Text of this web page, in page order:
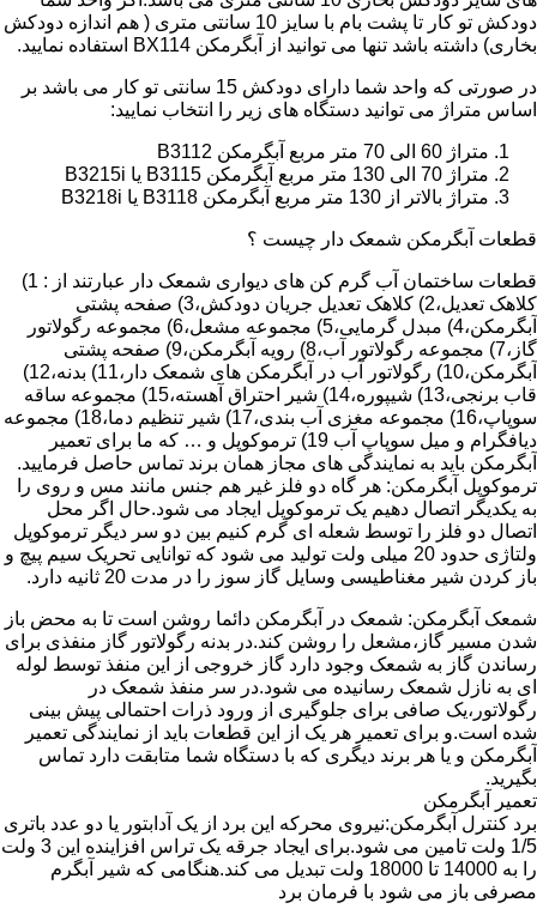
دودکش تو کار تا پشت بام با سایز 10 سانتی متری ( هم اندازه دودکش
بخاری) داشته باشد تنها می توانید از آبگرمکن BX114 استفاده نمایید.
در صورتی که واحد شما دارای دودکش 15 سانتی تو کار می باشد بر
اساس متراژ می توانید دستگاه های زیر را انتخاب نمایید:
متراژ 60 الی 70 متر مربع آبگرمکن B3112
متراژ 70 الی 130 متر مربع آبگرمکن B3115 یا B3215i
متراژ بالاتر از 130 متر مربع آبگرمکن B3118 یا B3218i
قطعات آبگرمکن شمعک دار چیست ؟
قطعات ساختمان آب گرم کن های دیواری شمعک دار عبارتند از : 1)
کلاهک تعدیل،2) کلاهک تعدیل جریان دودکش،3) صفحه پشتی
آبگرمکن،4) مبدل گرمایی،5) مجموعه مشعل،6) مجموعه رگولاتور
گاز،7) مجموعه رگولاتور آب،8) رویه آبگرمکن،9) صفحه پشتی
آبگرمکن،10) رگولاتور آب در آبگرمکن های شمعک دار،11) بدنه،12)
قاب برنجی،13) شیپوره،14) شیر احتراق آهسته،15) مجموعه ساقه
سوپاپ،16) مجموعه مغزی آب بندی،17) شیر تنظیم دما،18) مجموعه
دیافگرام و میل سوپاپ آب 19) ترموکوپل و … که ما برای تعمیر
آبگرمکن باید به نمایندگی های مجاز همان برند تماس حاصل فرمایید.
ترموکوپل آبگرمکن: هر گاه دو فلز غیر هم جنس مانند مس و روی را
به یکدیگر اتصال دهیم یک ترموکوپل ایجاد می شود.حال اگر محل
اتصال دو فلز را توسط شعله ای گرم کنیم بین دو سر دیگر ترموکوپل
ولتاژی حدود 20 میلی ولت تولید می شود که توانایی تحریک سیم پیچ و
باز کردن شیر مغناطیسی وسایل گاز سوز را در مدت 20 ثانیه دارد.
شمعک آبگرمکن: شمعک در آبگرمکن دائما روشن است تا به محض باز
شدن مسیر گاز،مشعل را روشن کند.در بدنه رگولاتور گاز منفذی برای
رساندن گاز به شمعک وجود دارد گاز خروجی از این منفذ توسط لوله
ای به نازل شمعک رسانیده می شود.در سر منفذ شمعک در
رگولاتور،یک صافی برای جلوگیری از ورود ذرات احتمالی پیش بینی
شده است.و برای تعمیر هر یک از این قطعات باید از نمایندگی تعمیر
آبگرمکن و یا هر برند دیگری که با دستگاه شما متابقت دارد تماس
بگیرید.
تعمیر آبگرمکن
برد کنترل آبگرمکن:نیروی محرکه این برد از یک آدابتور یا دو عدد باتری
1/5 ولت تامین می شود.برای ایجاد جرقه یک تراس افزاینده این 3 ولت
را به 14000 تا 18000 ولت تبدیل می کند.هنگامی که شیر آبگرم
مصرفی باز می شود با فرمان برد